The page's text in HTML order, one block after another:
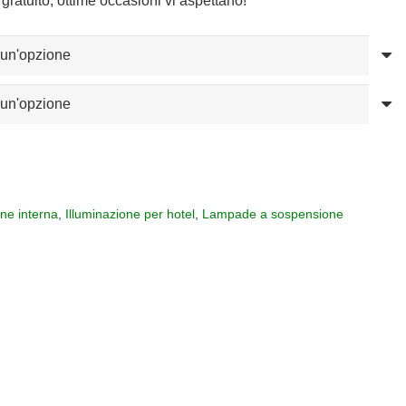
interna Illuminazione per hotel, Lampade a sospensione